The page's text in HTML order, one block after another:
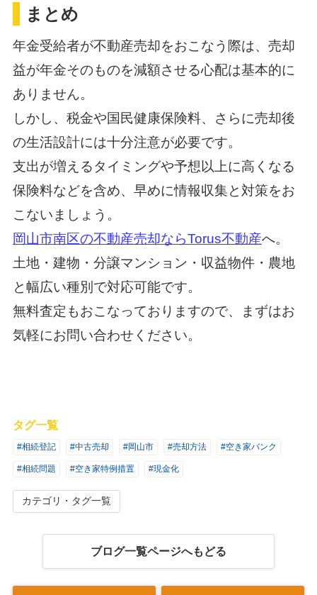
まとめ
年金受給者が不動産売却をおこなう際は、売却
益が年金そのものを減額させる心配は基本的に
ありません。
しかし、税金や国民健康保険料、さらに売却後
の生活設計には十分注意が必要です。
支出が増えるタイミングや予想以上に高くなる
保険料などを含め、早めに情報収集と対策をお
こないましょう。
岡山市南区の不動産売却ならTorus不動産へ。
土地・建物・分譲マンション・収益物件・農地
と幅広い種別で対応可能です。
無料査定もおこなっておりますので、まずはお
気軽にお問い合わせください。
タグ一覧
#相続登記 #中古売却 #岡山市 #売却方法 #空き家バンク
#相続問題 #空き家特例措置 #現金化
カテゴリ・タグ一覧
ブログ一覧ページへもどる